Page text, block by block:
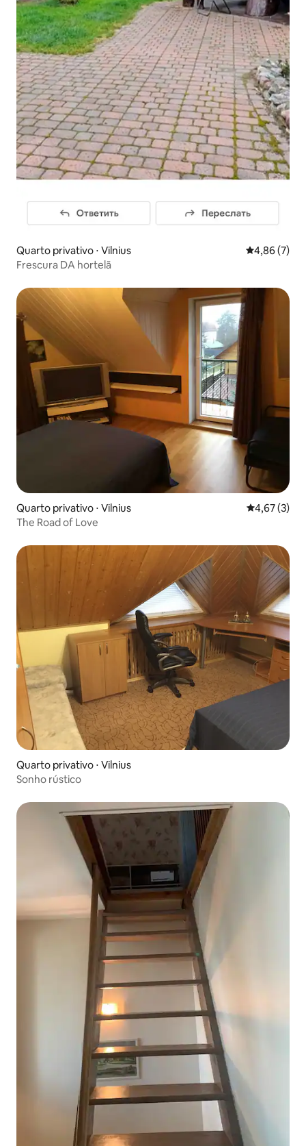
Quarto privativo ⋅ Vilnius 4,86 de uma
4,86 (7)
Frescura DA hortelã
Quarto privativo ⋅ Vilnius 4,67 de
4,67 (3)
The Road of Love
Quarto privativo ⋅ Vilnius
Sonho rústico